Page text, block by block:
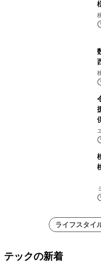
ライフスタイ
テックの新着